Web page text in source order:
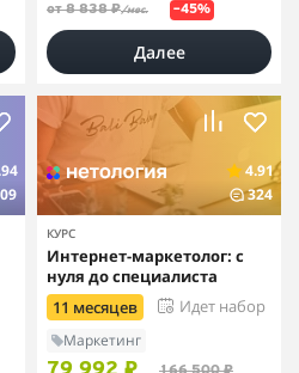
от 8 838 ₽/мес. –45%
Далее
4.91
324
КУРС
Интернет-маркетолог: с
нуля до специалиста
11 месяцев
Идет набор
Маркетинг